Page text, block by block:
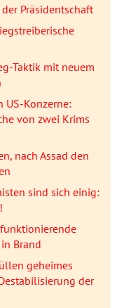
Präsidentschaft
Taktik mit neuem
US-Konzerne:
von zwei Krims
nach Assad den
sind sich einig:
Brand
geheimes
der